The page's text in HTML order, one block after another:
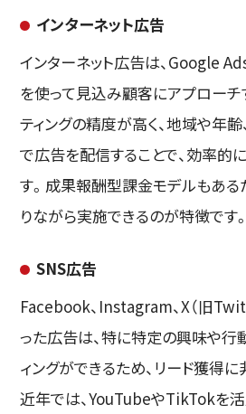
インターネット広告
インターネット広告は、Google
を使って見込み顧客にアプローチ
ティングの精度が高く、地域や年
で広告を配信することで、効率的
す。成果報酬型課金モデルもある
りながら実施できるのが特徴です。
SNS広告
Facebook、Instagram、X（旧
った広告は、特に特定の興味や行
ィングができるため、リード獲得
近年では、YouTubeやTikTokを